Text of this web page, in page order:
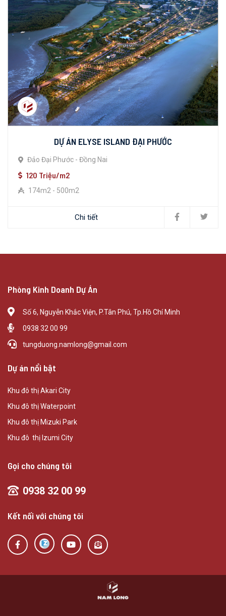
DỰ ÁN ELYSE ISLAND ĐẠI PHƯỚC
Đảo Đại Phước - Đồng Nai
120 Triệu/m2
174m2 - 500m2
Chi tiết
Phòng Kinh Doanh Dự Án
Số 6, Nguyễn Khắc Viện, P.Tân Phú, Tp.Hồ Chí Minh
0938 32 00 99
tungduong.namlong@gmail.com
Dự án nổi bật
Khu đô thị Akari City
Khu đô thị Waterpoint
Khu đô thị Mizuki Park
Khu đô thị Izumi City
Gọi cho chúng tôi
0938 32 00 99
Kết nối với chúng tôi